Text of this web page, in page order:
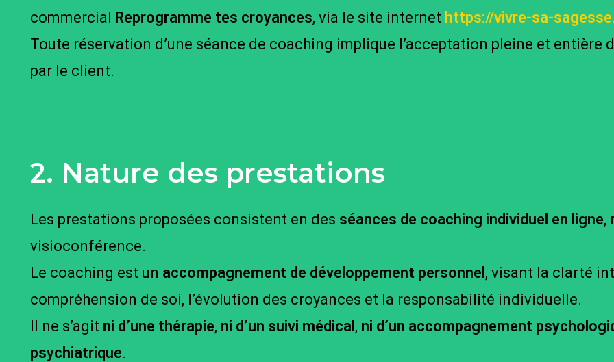
commercial Reprogramme tes croyances, via le site internet https://vivre-sa-
Toute réservation d’une séance de coaching implique l’acceptation pleine et entière
par le client.
2. Nature des prestations
Les prestations proposées consistent en des séances de coaching individuel en ligne,
visioconférence.
Le coaching est un accompagnement de développement personnel , visant la clarté
compréhension de soi, l’évolution des croyances et la responsabilité individuelle.
Il ne s’agit ni d’une thérapie, ni d’un suivi médical , ni d’un accompagnement
psychiatrique.